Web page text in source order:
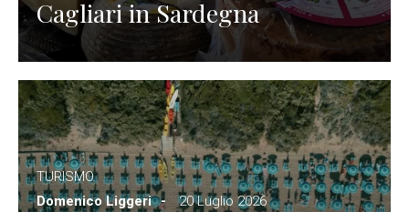
Cagliari in Sardegna
TURISMO
Domenico Liggeri
20 Luglio 2026